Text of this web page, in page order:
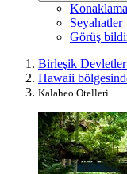
Seyahatler
Görüş
Birleşik
Hawaii
Kalaheo Otelleri